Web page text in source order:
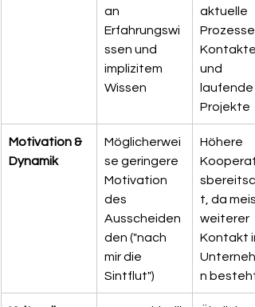
an
Erfahrungswi
ssen und
implizitem
Wissen
aktuelle
Prozesse,
Kontakte
und
laufende
Projekte
Motivation &
Dynamik
Möglicherwei
se geringere
Motivation
des
Ausscheiden
den ("nach
mir die
Sintflut")
Höhere
t, da
weiterer
Kontakt
n besteht